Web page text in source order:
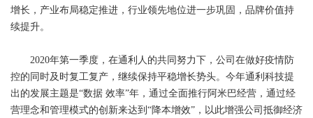
增长，产业布局稳定推进，行业领先地位进一步巩固，品牌价值持
续提升。
2020年第一季度，在通利人的共同努力下，公司在做好疫情防
控的同时及时复工复产，继续保持平稳增长势头。今年通利科技提
出的发展主题是“数据 效率”年，通过全面推行阿米巴经营，通过经
营理念和管理模式的创新来达到“降本增效”，以此增强公司抵御经济